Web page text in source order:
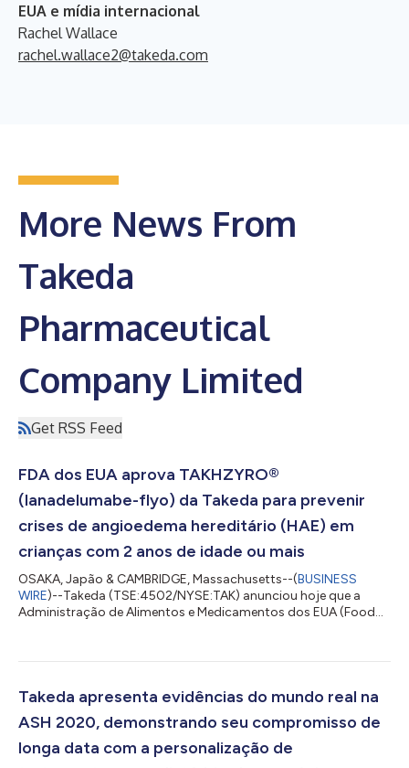
EUA e mídia internacional
Rachel Wallace
rachel.wallace2@takeda.com
More News From
Takeda
Pharmaceutical
Company Limited
Get RSS Feed
FDA dos EUA aprova TAKHZYRO®
(lanadelumabe-flyo) da Takeda para prevenir
crises de angioedema hereditário (HAE) em
crianças com 2 anos de idade ou mais
OSAKA, Japão & CAMBRIDGE, Massachusetts--(BUSINESS
WIRE)--Takeda (TSE:4502/NYSE:TAK) anunciou hoje que a
Administração de Alimentos e Medicamentos dos EUA (Food
TAKHZYRO® (lanadelumabe-flyo) para profilaxia, a fim de
pediátricos de 2 a menos de 12 anos de idade.1 Antes da
aprovação de hoje, as únicas opções de tratamento...
Takeda apresenta evidências do mundo real na
ASH 2020, demonstrando seu compromisso de
longa data com a personalização de